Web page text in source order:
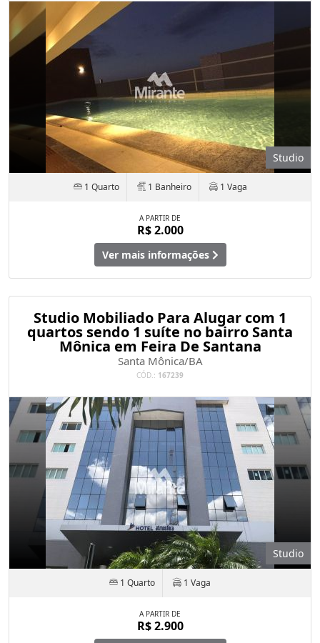
Studio
1 Quarto 1 Banheiro 1 Vaga
A PARTIR DE
R$ 2.000
Ver mais informações
Studio Mobiliado Para Alugar com 1
quartos sendo 1 suíte no bairro Santa
Mônica em Feira De Santana
Santa Mônica/BA
CÓD.: 167239
Studio
1 Quarto 1 Vaga
A PARTIR DE
R$ 2.900